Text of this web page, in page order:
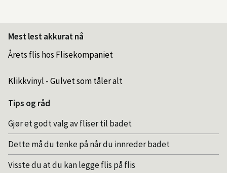
Mest lest akkurat nå
Årets flis hos Flisekompaniet
Klikkvinyl - Gulvet som tåler alt
Tips og råd
Gjør et godt valg av fliser til badet
Dette må du tenke på når du innreder badet
Visste du at du kan legge flis på flis